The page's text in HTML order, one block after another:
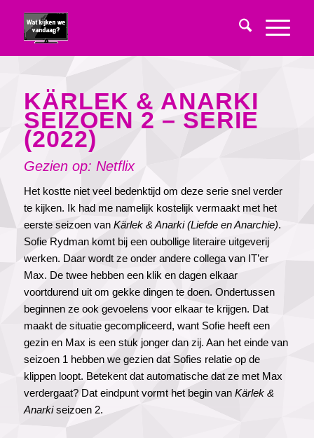
KÄRLEK & ANARKI
SEIZOEN 2 – SERIE
(2022)
Gezien op: Netflix
Het kostte niet veel bedenktijd om deze serie snel verder
te kijken. Ik had me namelijk kostelijk vermaakt met het
eerste seizoen van Kärlek & Anarki (Liefde en Anarchie).
Sofie Rydman komt bij een oubollige literaire uitgeverij
werken. Daar wordt ze onder andere collega van IT’er
Max. De twee hebben een klik en dagen elkaar
voortdurend uit om gekke dingen te doen. Ondertussen
beginnen ze ook gevoelens voor elkaar te krijgen. Dat
maakt de situatie gecompliceerd, want Sofie heeft een
gezin en Max is een stuk jonger dan zij. Aan het einde van
seizoen 1 hebben we gezien dat Sofies relatie op de
klippen loopt. Betekent dat automatische dat ze met Max
verdergaat? Dat eindpunt vormt het begin van Kärlek &
Anarkiseizoen 2.